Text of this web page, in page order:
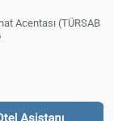
Acentası (TÜRSAB